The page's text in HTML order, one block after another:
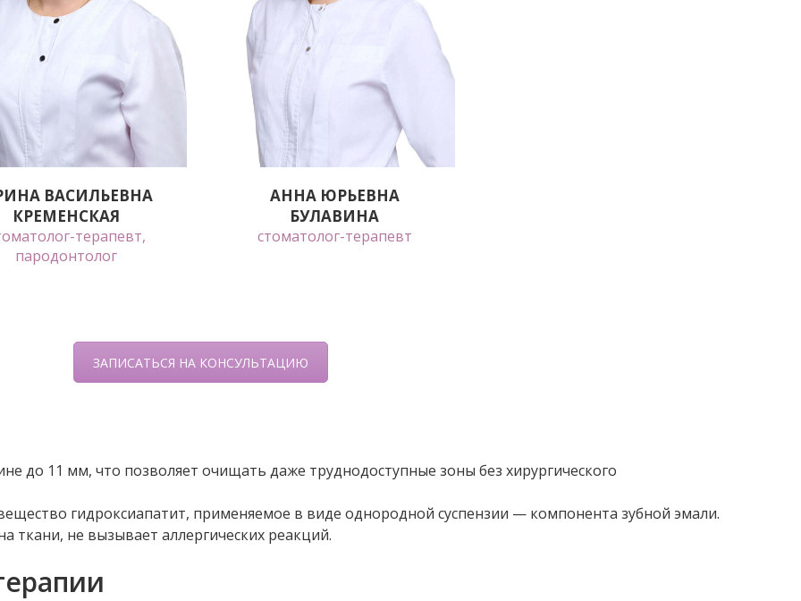
ВАСИЛЬЕВНА
КРЕМЕНСКАЯ
терапевт,
пародонтолог
АННА ЮРЬЕВНА
БУЛАВИНА
стоматолог-терапевт
ЗАПИСАТЬСЯ НА КОНСУЛЬТАЦИЮ
до 11 мм, что позволяет очищать даже труднодоступные зоны без хирургического
гидроксиапатит, применяемое в виде однородной суспензии — компонента зубной эмали.
ткани, не вызывает аллергических реакций.